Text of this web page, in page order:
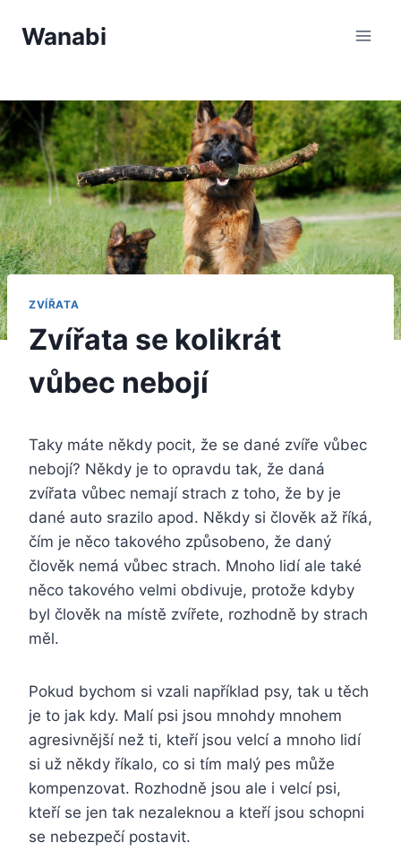
Wanabi
ZVÍŘATA
Zvířata se kolikrát
vůbec nebojí
Taky máte někdy pocit, že se dané zvíře vůbec
nebojí? Někdy je to opravdu tak, že daná
zvířata vůbec nemají strach z toho, že by je
dané auto srazilo apod. Někdy si člověk až říká,
čím je něco takového způsobeno, že daný
člověk nemá vůbec strach. Mnoho lidí ale také
něco takového velmi obdivuje, protože kdyby
byl člověk na místě zvířete, rozhodně by strach
měl.
Pokud bychom si vzali například psy, tak u těch
je to jak kdy. Malí psi jsou mnohdy mnohem
agresivnější než ti, kteří jsou velcí a mnoho lidí
si už někdy říkalo, co si tím malý pes může
kompenzovat. Rozhodně jsou ale i velcí psi,
kteří se jen tak nezaleknou a kteří jsou schopni
se nebezpečí postavit.